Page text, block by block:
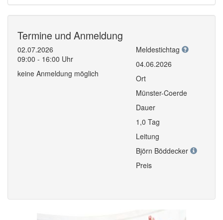
Termine und Anmeldung
02.07.2026
09:00 - 16:00 Uhr
keine Anmeldung möglich
Meldestichtag
04.06.2026
Ort
Münster-Coerde
Dauer
1,0 Tag
Leitung
Björn Böddecker
Preis